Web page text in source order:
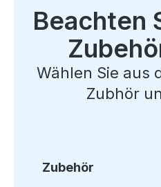
Beachten
Wählen Sie aus
Zubhör
Produktgalerie
Zubehör